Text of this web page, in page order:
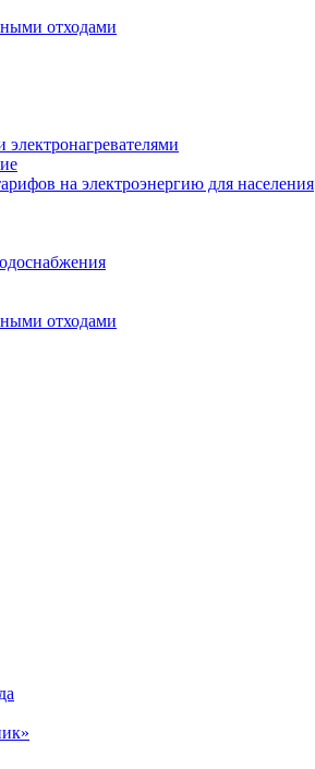
отходами
на электроэнергию для населения
отходами